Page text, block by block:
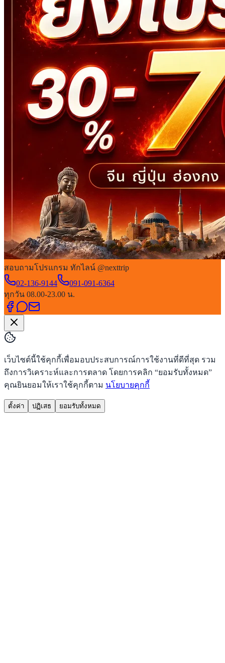
สอบถามโปรแกรม ทักไลน์ @nexttrip
02-136-9144
091-091-6364
ทุกวัน 08.00-23.00 น.
เว็บไซต์นี้ใช้คุกกี้เพื่อมอบประสบการณ์การใช้งานที่ดีที่สุด รวม
ถึงการวิเคราะห์และการตลาด โดยการคลิก “ยอมรับทั้งหมด”
คุณยินยอมให้เราใช้คุกกี้ตาม นโยบายคุกกี้
ตั้งค่า ปฏิเสธ ยอมรับทั้งหมด